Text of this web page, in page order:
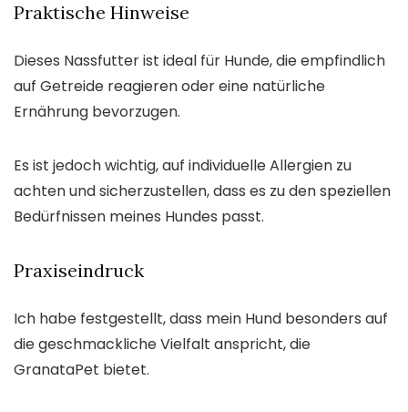
Praktische Hinweise
Dieses Nassfutter ist ideal für Hunde, die empfindlich
auf Getreide reagieren oder eine natürliche
Ernährung bevorzugen.
Es ist jedoch wichtig, auf individuelle Allergien zu
achten und sicherzustellen, dass es zu den speziellen
Bedürfnissen meines Hundes passt.
Praxiseindruck
Ich habe festgestellt, dass mein Hund besonders auf
die geschmackliche Vielfalt anspricht, die
GranataPet bietet.